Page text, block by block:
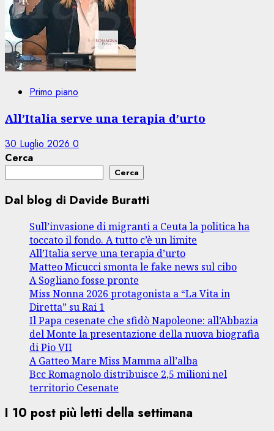
Primo piano
All’Italia serve una terapia d’urto
30 Luglio 2026 0
Cerca
Cerca
Dal blog di Davide Buratti
Sull’invasione di migranti a Ceuta la politica ha
toccato il fondo. A tutto c’è un limite
All’Italia serve una terapia d’urto
Matteo Micucci smonta le fake news sul cibo
A Sogliano fosse pronte
Miss Nonna 2026 protagonista a “La Vita in
Diretta” su Rai 1
Il Papa cesenate che sfidò Napoleone: all’Abbazia
del Monte la presentazione della nuova biografia
di Pio VII
A Gatteo Mare Miss Mamma all’alba
Bcc Romagnolo distribuisce 2,5 milioni nel
territorio Cesenate
I 10 post più letti della settimana